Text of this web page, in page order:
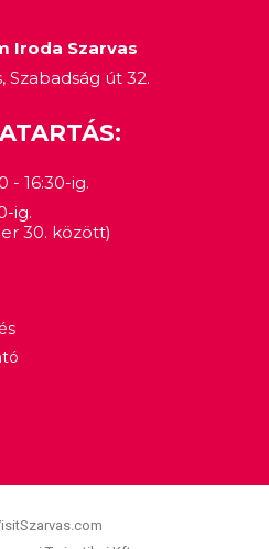
Iroda Szarvas
Szabadság út 32.
- 16:30-ig.
ig.
30. között)